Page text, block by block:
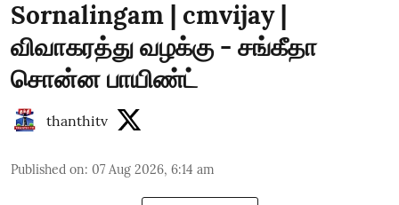
Sornalingam | cmvijay |
விவாகரத்து வழக்கு - சங்கீதா
சொன்ன பாயிண்ட்
thanthitv
Published on: 07 Aug 2026, 6:14 am